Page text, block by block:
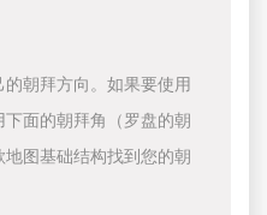
朝拜方向。如果要使用
面的朝拜角（罗盘的朝
图基础结构找到您的朝